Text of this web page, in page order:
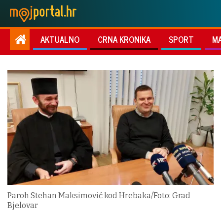
AKTUALNO CRNA KRONIKA SPORT
Paroh Stehan Maksimović kod Hrebaka/Foto: Grad
Bjelovar